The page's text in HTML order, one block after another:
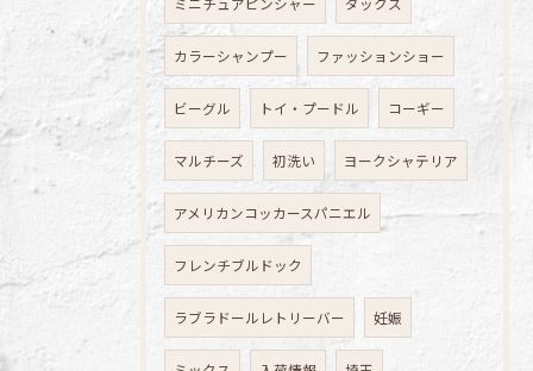
カラーシャンプー ファッションショー
ビーグル トイ・プードル コーギー
マルチーズ 初洗い ヨークシャテリア
アメリカンコッカースパニエル
フレンチブルドック
ラブラドールレトリーバー 妊娠